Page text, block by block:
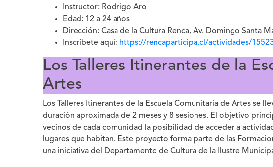
Instructor: Rodrigo Aro
Edad: 12 a 24 años
Dirección: Casa de la Cultura Renca, Av. Domingo Santa
Inscríbete aquí: https://rencaparticipa.cl/actividades/
Los Talleres Itinerantes de la
Artes
Los Talleres Itinerantes de la Escuela Comunitaria de Artes se
duración aproximada de 2 meses y 8 sesiones. El objetivo
vecinos de cada comunidad la posibilidad de acceder a
lugares que habitan. Este proyecto forma parte de las
una iniciativa del Departamento de Cultura de la Ilustre